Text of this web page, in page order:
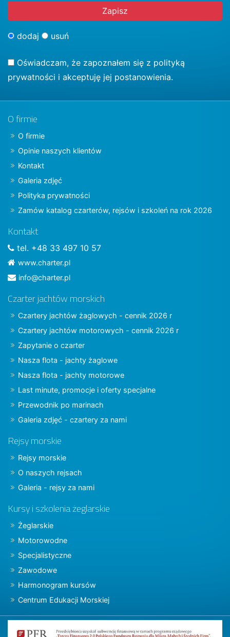
dodaj usuń
Oświadczam, że zapoznałem się z polityką
prywatności i akceptuję jej postanowienia.
O firmie
O firmie
Opinie naszych klientów
Kontakt
Galeria zdjęć
Polityka prywatności
Zamów katalog czarterów, rejsów i szkoleń na rok 2026
Kontakt
tel. +48 33 497 10 57
www.charter.pl
info@charter.pl
Czarter jachtów morskich
Czartery jachtów żaglowych - cennik 2026 r
Czartery jachtów motorowych - cennik 2026 r
Zapytanie o czarter
Nasza flota - jachty żaglowe
Nasza flota - jachty motorowe
Last minute, promocje i oferty specjalne
Przewodnik po marinach
Galeria zdjęć - czartery za nami
Rejsy morskie
Rejsy morskie
O naszych rejsach
Galeria - rejsy za nami
Kursy i szkolenia żeglarskie
Żeglarskie
Motorowodne
Specjalistyczne
Zawodowe
Harmonogram kursów
Centrum Edukacji Morskiej